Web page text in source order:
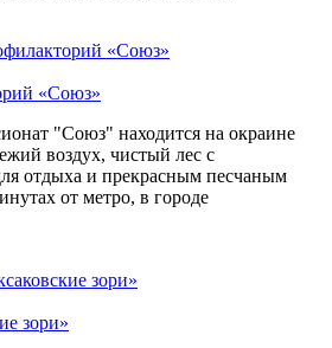
«Союз»
"Союз" находится на окраине
воздух, чистый лес с
отдыха и прекрасным песчаным
от метро, в городе
зори»